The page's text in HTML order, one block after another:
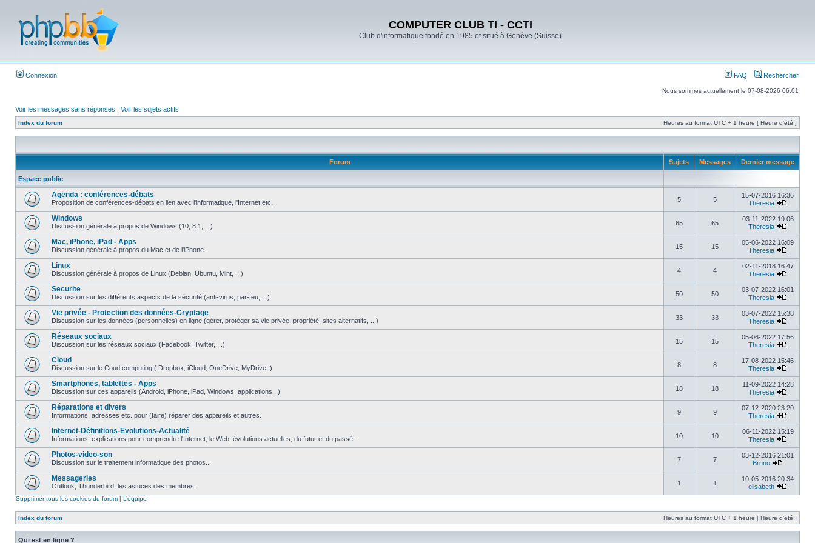
COMPUTER CLUB TI - CCTI
Club d'informatique fondé en 1985 et situé à Genève (Suisse)
Connexion FAQ Rechercher
Nous sommes actuellement le 07-08-2026 06:01
Voir les messages sans réponses | Voir les sujets actifs
Index du forum Heures au format UTC + 1 heure [ Heure d’été ]
Forum Sujets Messages Dernier message
Espace public
Agenda : conférences-débats
Proposition de conférences-débats en lien avec l'informatique, l'Internet etc. 5 5
15-07-2016 16:36
Theresia
Windows
Discussion générale à propos de Windows (10, 8.1, ...) 65 65
03-11-2022 19:06
Theresia
Mac, iPhone, iPad - Apps
Discussion générale à propos du Mac et de l'iPhone. 15 15
05-06-2022 16:09
Theresia
Linux
Discussion générale à propos de Linux (Debian, Ubuntu, Mint, ...) 4 4
02-11-2018 16:47
Theresia
Securite
Discussion sur les différents aspects de la sécurité (anti-virus, par-feu, ...) 50 50
03-07-2022 16:01
Theresia
Vie privée - Protection des données-Cryptage
Discussion sur les données (personnelles) en ligne (gérer, protéger sa vie privée, propriété, sites alternatifs, ...) 33 33
03-07-2022 15:38
Theresia
Réseaux sociaux
Discussion sur les réseaux sociaux (Facebook, Twitter, ...) 15 15
05-06-2022 17:56
Theresia
Cloud
Discussion sur le Coud computing ( Dropbox, iCloud, OneDrive, MyDrive..) 8 8
17-08-2022 15:46
Theresia
Smartphones, tablettes - Apps
Discussion sur ces appareils (Android, iPhone, iPad, Windows, applications...) 18 18
11-09-2022 14:28
Theresia
Réparations et divers
Informations, adresses etc. pour (faire) réparer des appareils et autres. 9 9
07-12-2020 23:20
Theresia
Internet-Définitions-Evolutions-Actualité
Informations, explications pour comprendre l'Internet, le Web, évolutions actuelles, du futur et du passé... 10 10
06-11-2022 15:19
Theresia
Photos-video-son
Discussion sur le traitement informatique des photos... 7 7
03-12-2016 21:01
Bruno
Messageries
Outlook, Thunderbird, les astuces des membres.. 1 1
10-05-2016 20:34
elisabeth
Supprimer tous les cookies du forum | L’équipe
Index du forum Heures au format UTC + 1 heure [ Heure d’été ]
Qui est en ligne ?